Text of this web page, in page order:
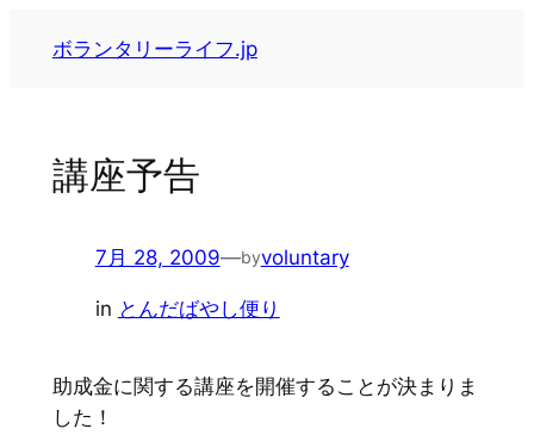
ボランタリーライフ.jp
講座予告
7月 28, 2009—byvoluntary
in とんだばやし便り
助成金に関する講座を開催することが決まりま
した！